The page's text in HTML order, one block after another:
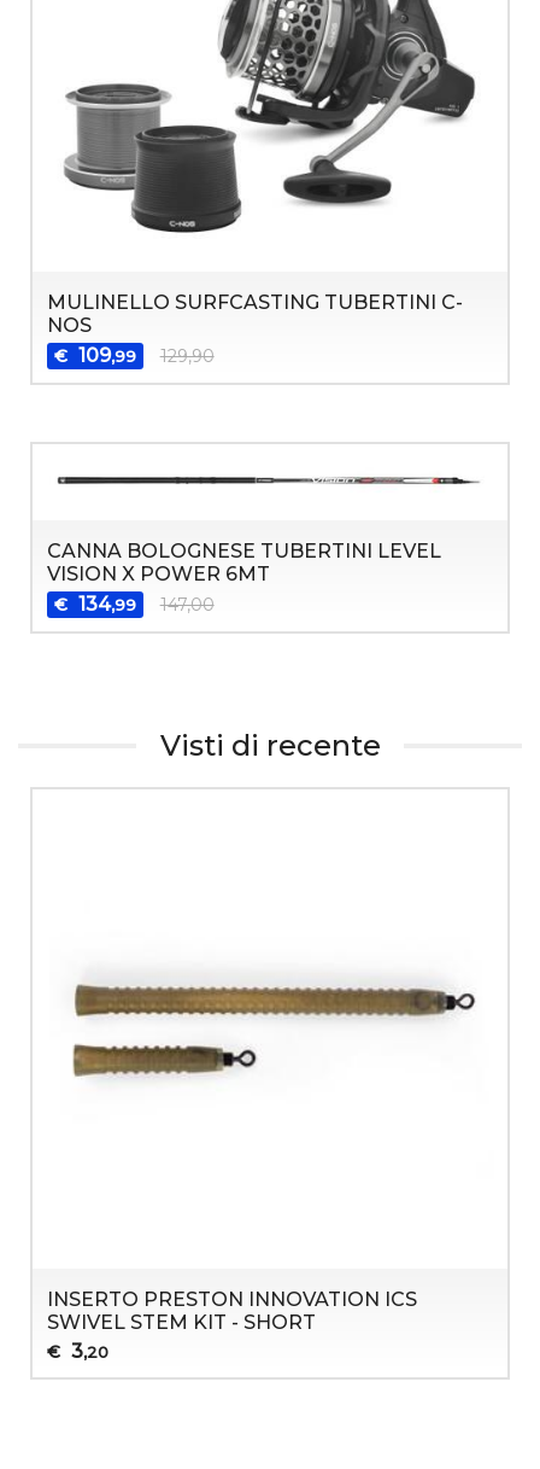
MULINELLO SURFCASTING TUBERTINI C-
NOS
€ 109,99 129,90
CANNA BOLOGNESE TUBERTINI LEVEL
VISION X POWER 6MT
€ 134,99 147,00
Visti di recente
INSERTO PRESTON INNOVATION ICS
SWIVEL STEM KIT - SHORT
€ 3,20